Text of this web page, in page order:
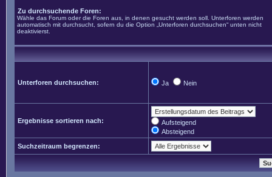
Zu durchsuchende Foren:
Wähle das Forum oder die Foren aus, in denen gesucht werden soll. Unterforen werden
automatisch mit durchsucht, sofern du die Option „Unterforen durchsuchen“ unten nicht
deaktivierst.
Unterforen durchsuchen: Ja Nein
Ergebnisse sortieren nach:
Aufsteigend
Absteigend
Suchzeitraum begrenzen: